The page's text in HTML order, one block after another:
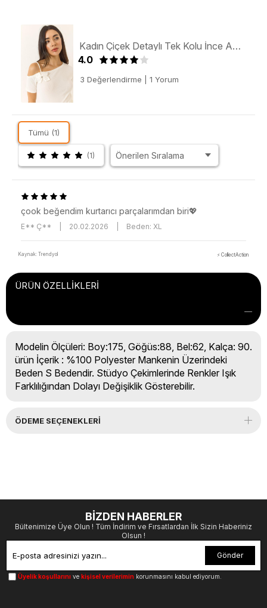
Kadın Çiçek Detaylı Tek Kolu İnce Askılı Ottonom Bluz 948 60283230 - Beyaz
4.0
3 Değerlendirme 1 Yorum
Tümü (1)
(1)
çook beğendim kurtarıcı parçalarımdan biri💖
E** Ç** 20.02.2026 Beden: XL
Kaynak: Trendyol ⚡ CollectAction
ÜRÜN ÖZELLIKLERI
Modelin Ölçüleri: Boy:175, Göğüs:88, Bel:62, Kalça: 90.
ürün İçerik : %100 Polyester Mankenin Üzerindeki
Beden S Bedendir. Stüdyo Çekimlerinde Renkler Işık
Farklılığından Dolayı Değişiklik Gösterebilir.
ÖDEME SEÇENEKLERI
BİZDEN HABERLER
Bültenimize Üye Olun ! Tüm İndirim ve Fırsatlardan İlk Sizin Haberiniz
Olsun !
Gönder
Üyelik koşullarını ve kişisel verilerimin korunmasını kabul ediyorum.